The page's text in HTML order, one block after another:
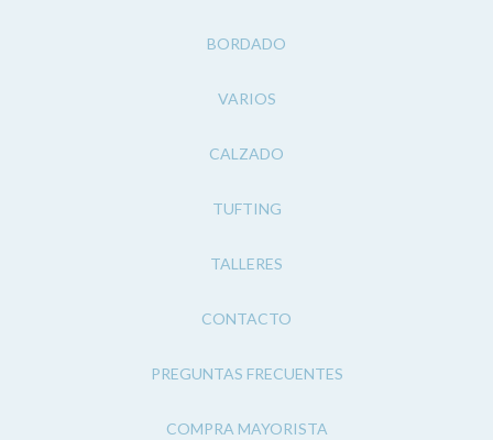
BORDADO
VARIOS
CALZADO
TUFTING
TALLERES
CONTACTO
PREGUNTAS FRECUENTES
COMPRA MAYORISTA